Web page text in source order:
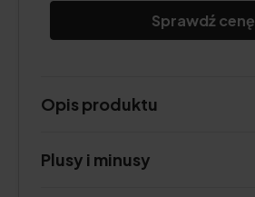
Sprawdź cenę
Opis produktu
Plusy i minusy